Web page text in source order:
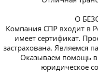
О
Компания СПР входит в
имеет сертификат.
застрахована. Являемся
Оказываем помощь
юридическое